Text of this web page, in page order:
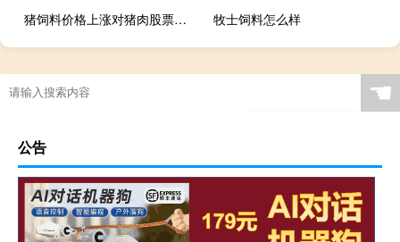
猪饲料价格上涨对猪肉股票影响
牧士饲料怎么样
☚
公告